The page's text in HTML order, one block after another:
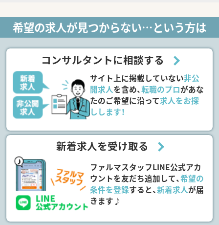
希望の求人が見つからない…という方は
コンサルタントに相談する
サイト上に掲載していない非公
開求人を含め、転職のプロがあな
たのご希望に沿って求人をお探
しします！
新着求人を受け取る
ファルマスタッフLINE公式アカ
ウントを友だち追加して、希望の
条件を登録すると、新着求人が届
きます♪